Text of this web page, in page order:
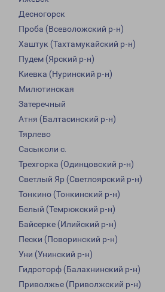
Десногорск
Проба (Всеволожский р-н)
Хаштук (Тахтамукайский р-н)
Пудем (Ярский р-н)
Киевка (Нуринский р-н)
Милютинская
Затеречный
Атня (Балтасинский р-н)
Тярлево
Сасыколи с.
Трехгорка (Одинцовский р-н)
Светлый Яр (Светлоярский р-н)
Тонкино (Тонкинский р-н)
Белый (Темрюкский р-н)
Байсерке (Илийский р-н)
Пески (Поворинский р-н)
Уни (Унинский р-н)
Гидроторф (Балахнинский р-н)
Приволжье (Приволжский р-н)